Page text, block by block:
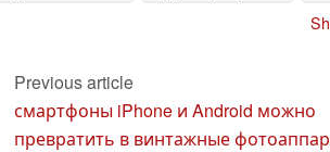
Previous article
смартфоны iPhone и Android можно
превратить в винтажные